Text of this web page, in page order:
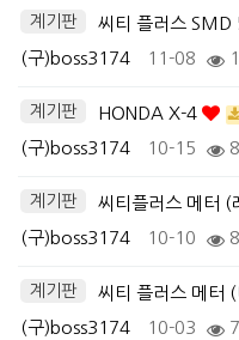
계기판 씨티 플러스 SMD
(구)boss3174
11-08
계기판 HONDA X-4
(구)boss3174
10-15
계기판 씨티플러스 메터 (
(구)boss3174
10-10
계기판
씨티 플러스 메터
(구)boss3174
10-03